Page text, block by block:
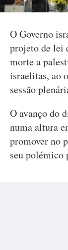
O Governo
projeto de lei
morte a
israelitas, ao
sessão
O avanço do
numa altura
promover no
seu